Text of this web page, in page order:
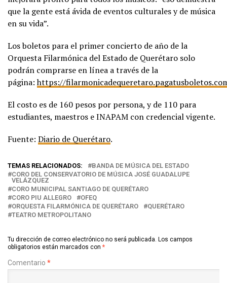
que la gente está ávida de eventos culturales y de música
en su vida”.
Los boletos para el primer concierto de año de la
Orquesta Filarmónica del Estado de Querétaro solo
podrán comprarse en línea a través de la
página:https://
El costo es de 160 pesos por persona, y de 110 para
estudiantes, maestros e INAPAM con credencial vigente.
Fuente: Diario de Querétaro.
TEMAS RELACIONADOS:
BANDA DE MÚSICA DEL ESTADO
CORO DEL CONSERVATORIO DE MÚSICA JOSÉ GUADALUPE
VELÁZQUEZ
CORO MUNICIPAL SANTIAGO DE QUERÉTARO
CORO PIU ALLEGRO
OFEQ
ORQUESTA FILARMÓNICA DE QUERÉTARO
QUERÉTARO
TEATRO METROPOLITANO
Tu dirección de correo electrónico no será publicada. Los campos
obligatorios están marcados con *
Comentario *